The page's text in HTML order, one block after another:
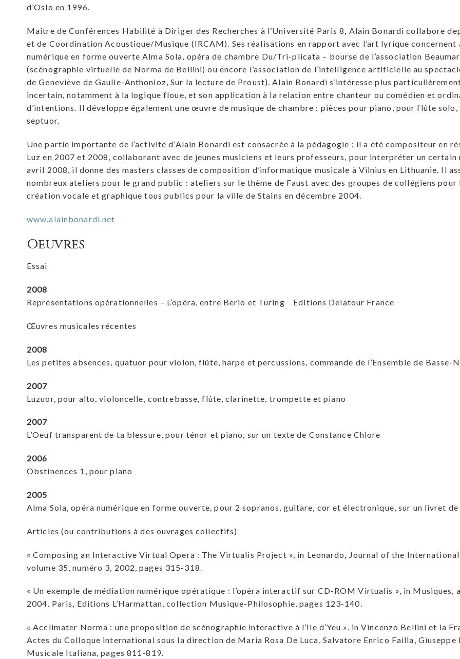
d’Oslo en 1996.
Maître de Conférences Habilité à Diriger des Recherches à l’Université Paris 8, Alain Bonardi collabore
et de Coordination Acoustique/Musique (IRCAM). Ses réalisations en rapport avec l’art lyrique
numérique en forme ouverte Alma Sola, opéra de chambre Du/Tri-plicata – bourse de l’association
(scénographie virtuelle de Norma de Bellini) ou encore l’association de l’intelligence artificielle au
de Geneviève de Gaulle-Anthonioz, Sur la lecture de Proust). Alain Bonardi s’intéresse plus
incertain, notamment à la logique floue, et son application à la relation entre chanteur ou comédien et
d’intentions. Il développe également une œuvre de musique de chambre : pièces pour piano, pour flûte
septuor.
Une partie importante de l’activité d’Alain Bonardi est consacrée à la pédagogie : il a été compositeur en
Luz en 2007 et 2008, collaborant avec de jeunes musiciens et leurs professeurs, pour interpréter un certain
avril 2008, il donne des masters classes de composition d’informatique musicale à Vilnius en Lithuanie. Il
nombreux ateliers pour le grand public : ateliers sur le thème de Faust avec des groupes de collégiens
création vocale et graphique tous publics pour la ville de Stains en décembre 2004.
www.alainbonardi.net
Oeuvres
Essai
2008
Représentations opérationnelles – L’opéra, entre Berio et Turing Editions Delatour France
Œuvres musicales récentes
2008
Les petites absences, quatuor pour violon, flûte, harpe et percussions, commande de l’Ensemble de Basse-
2007
Luzuor, pour alto, violoncelle, contrebasse, flûte, clarinette, trompette et piano
2007
L’Oeuf transparent de ta blessure, pour ténor et piano, sur un texte de Constance Chlore
2006
Obstinences 1, pour piano
2005
Alma Sola, opéra numérique en forme ouverte, pour 2 sopranos, guitare, cor et électronique, sur un livret
Articles (ou contributions à des ouvrages collectifs)
« Composing an Interactive Virtual Opera : The Virtualis Project », in Leonardo, Journal of the
volume 35, numéro 3, 2002, pages 315-318.
« Un exemple de médiation numérique opératique : l’opéra interactif sur CD-ROM Virtualis », in
2004, Paris, Editions L’Harmattan, collection Musique-Philosophie, pages 123-140.
« Acclimater Norma : une proposition de scénographie interactive à l’Ile d’Yeu », in Vincenzo Bellini et la
Actes du Colloque international sous la direction de Maria Rosa De Luca, Salvatore Enrico Failla,
Musicale Italiana, pages 811-819.